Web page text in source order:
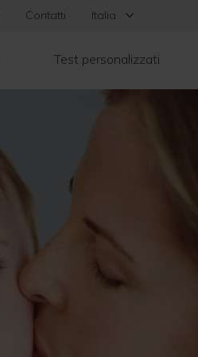
Contatti Italia
Test personalizzati